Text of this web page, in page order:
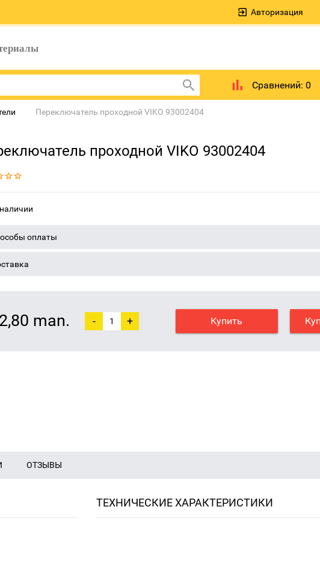
Авторизация
Сравнений: 0
Переключатель проходной VIKO 93002404
проходной VIKO 93002404
оплаты
man. - + Купить
ОТЗЫВЫ
ТЕХНИЧЕСКИЕ ХАРАКТЕРИСТИКИ